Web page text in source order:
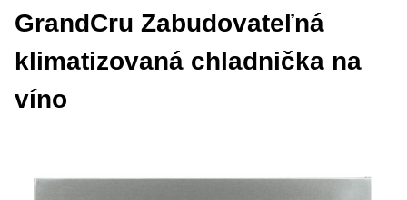
GrandCru Zabudovateľná
klimatizovaná chladnička na
víno